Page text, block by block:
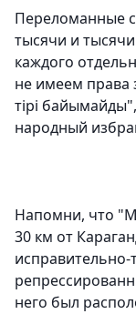
Переломанные
тысячи и
каждого
не имеем права
тірі
народный
Напомни, что
30 км от
исправительно-
него был